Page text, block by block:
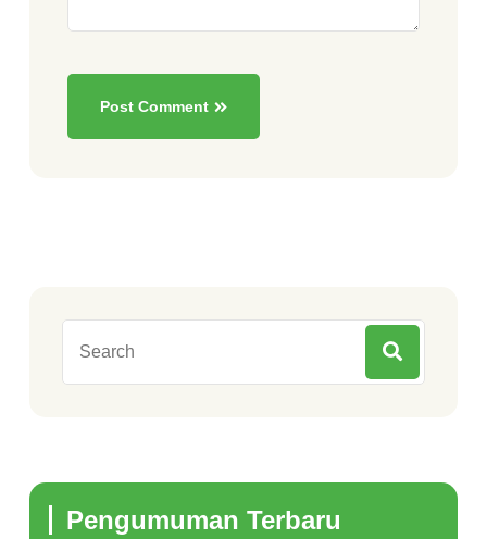
Post Comment
Pengumuman Terbaru